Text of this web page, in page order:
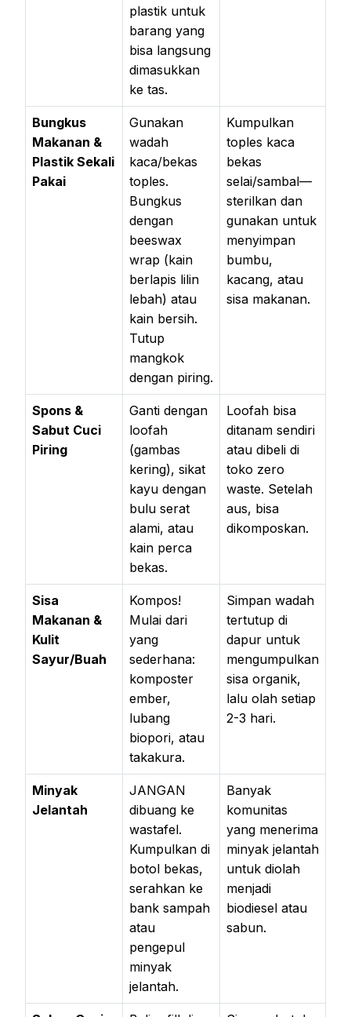
plastik untuk
barang yang
bisa langsung
dimasukkan
ke tas.
Bungkus
Makanan &
Plastik Sekali
Pakai
Gunakan
wadah
kaca/bekas
toples.
Bungkus
dengan
beeswax
wrap (kain
berlapis lilin
lebah) atau
kain bersih.
Tutup
mangkok
dengan piring.
Kumpulkan
toples kaca
bekas
selai/sambal—
sterilkan dan
gunakan untuk
menyimpan
bumbu,
kacang, atau
sisa makanan.
Spons &
Sabut Cuci
Piring
Ganti dengan
loofah
(gambas
kering), sikat
kayu dengan
bulu serat
alami, atau
kain perca
bekas.
Loofah bisa
ditanam sendiri
atau dibeli di
toko zero
waste. Setelah
aus, bisa
dikomposkan.
Sisa
Makanan &
Kulit
Sayur/Buah
Kompos!
Mulai dari
yang
sederhana:
komposter
ember,
lubang
biopori, atau
takakura.
Simpan wadah
tertutup di
dapur untuk
mengumpulkan
sisa organik,
lalu olah setiap
2-3 hari.
Minyak
Jelantah
JANGAN
dibuang ke
wastafel.
Kumpulkan di
botol bekas,
serahkan ke
bank sampah
atau
pengepul
minyak
jelantah.
Banyak
komunitas
yang menerima
minyak jelantah
untuk diolah
menjadi
biodiesel atau
sabun.